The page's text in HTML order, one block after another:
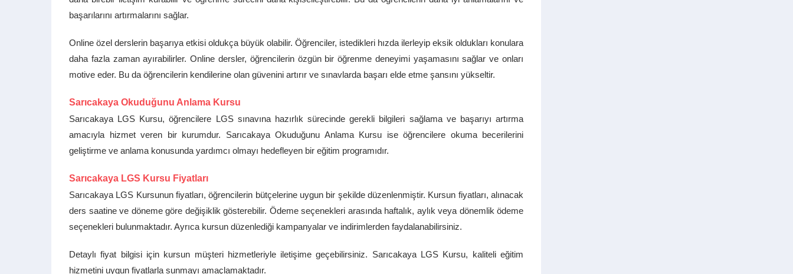
başarılarını artırmalarını sağlar.
Online özel derslerin başarıya etkisi oldukça büyük olabilir. Öğrenciler, istedikleri hızda ilerleyip eksik oldukları konulara
daha fazla zaman ayırabilirler. Online dersler, öğrencilerin özgün bir öğrenme deneyimi yaşamasını sağlar ve onları
motive eder. Bu da öğrencilerin kendilerine olan güvenini artırır ve sınavlarda başarı elde etme şansını yükseltir.
Sarıcakaya Okuduğunu Anlama Kursu
Sarıcakaya LGS Kursu, öğrencilere LGS sınavına hazırlık sürecinde gerekli bilgileri sağlama ve başarıyı artırma
amacıyla hizmet veren bir kurumdur. Sarıcakaya Okuduğunu Anlama Kursu ise öğrencilere okuma becerilerini
geliştirme ve anlama konusunda yardımcı olmayı hedefleyen bir eğitim programıdır.
Sarıcakaya LGS Kursu Fiyatları
Sarıcakaya LGS Kursunun fiyatları, öğrencilerin bütçelerine uygun bir şekilde düzenlenmiştir. Kursun fiyatları, alınacak
ders saatine ve döneme göre değişiklik gösterebilir. Ödeme seçenekleri arasında haftalık, aylık veya dönemlik ödeme
seçenekleri bulunmaktadır. Ayrıca kursun düzenlediği kampanyalar ve indirimlerden faydalanabilirsiniz.
Detaylı fiyat bilgisi için kursun müşteri hizmetleriyle iletişime geçebilirsiniz. Sarıcakaya LGS Kursu, kaliteli eğitim
hizmetini uygun fiyatlarla sunmayı amaçlamaktadır.